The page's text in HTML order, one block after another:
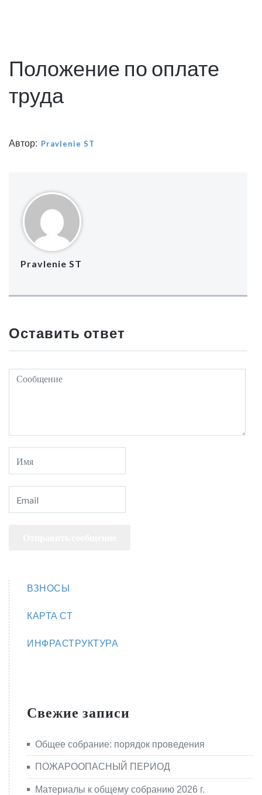
Положение по оплате
труда
Автор: Pravlenie ST
Pravlenie ST
Оставить ответ
ВЗНОСЫ
КАРТА СТ
ИНФРАСТРУКТУРА
Свежие записи
Общее собрание: порядок проведения
ПОЖАРООПАСНЫЙ ПЕРИОД
Материалы к общему собранию 2026 г.